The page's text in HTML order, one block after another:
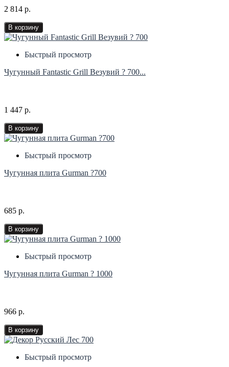
2 814 р.
В корзину
Быстрый просмотр
Чугунный Fantastic Grill Везувий ? 700...
1 447 р.
В корзину
Быстрый просмотр
Чугунная плита Gurman ?700
685 р.
В корзину
Быстрый просмотр
Чугунная плита Gurman ? 1000
966 р.
В корзину
Быстрый просмотр